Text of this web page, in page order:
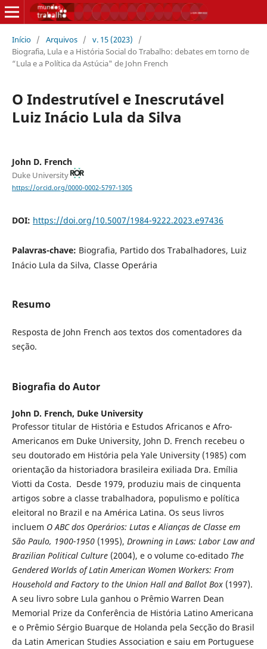
Início / Arquivos / v. 15 (2023)
/
Biografia, Lula e a História Social do Trabalho: debates em torno de
“Lula e a Política da Astúcia" de John French
O Indestrutível e Inescrutável
Luiz Inácio Lula da Silva
John D. French
Duke University
https://orcid.org/0000-0002-5797-1305
DOI: https://doi.org/10.5007/1984-9222.2023.e97436
Palavras-chave: Biografia, Partido dos Trabalhadores, Luiz
Inácio Lula da Silva, Classe Operária
Resumo
Resposta de John French aos textos dos comentadores da
seção.
Biografia do Autor
John D. French, Duke University
Professor titular de História e Estudos Africanos e Afro-
Americanos em Duke University, John D. French recebeu o
seu doutorado em História pela Yale University (1985) com
orientação da historiadora brasileira exiliada Dra. Emília
Viotti da Costa. Desde 1979, produziu mais de cinquenta
artigos sobre a classe trabalhadora, populismo e política
eleitoral no Brazil e na América Latina. Os seus livros
incluem O ABC dos Operários: Lutas e Alianças de Classe em
São Paulo, 1900-1950 (1995), Drowning in Laws: Labor Law and
Brazilian Political Culture (2004), e o volume co-editado The
Gendered Worlds of Latin American Women Workers: From
Household and Factory to the Union Hall and Ballot Box(1997).
A seu livro sobre Lula ganhou o Prêmio Warren Dean
Memorial Prize da Conferência de História Latino Americana
e o Prêmio Sérgio Buarque de Holanda pela Secção do Brasil
da Latin American Studies Association e saiu em Portuguese